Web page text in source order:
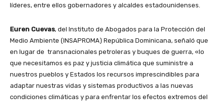
líderes, entre ellos gobernadores y alcaldes estadounidenses.
Euren Cuevas, del Instituto de Abogados para la Protección del
Medio Ambiente (INSAPROMA) República Dominicana, señaló que
en lugar de transnacionales petroleras y buques de guerra, «lo
que necesitamos es paz y justicia climática que suministre a
nuestros pueblos y Estados los recursos imprescindibles para
adaptar nuestras vidas y sistemas productivos a las nuevas
condiciones climáticas y para enfrentar los efectos extremos del